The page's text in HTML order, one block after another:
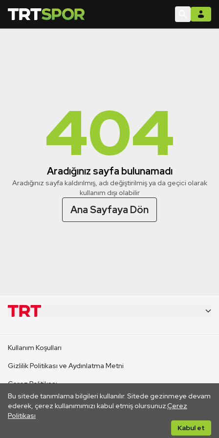
404
Aradığınız sayfa bulunamadı
Aradığınız sayfa kaldırılmış, adı değiştirilmiş ya da geçici olarak
kullanım dışı olabilir
Ana Sayfaya Dön
Bu sitede tanımlama bilgileri kullanılır. Sitede gezinmeye devam
ederek, çerez kullanımımızı kabul etmiş olursunuz.Çerez
Politikası
Kabul et
CANLI YAYINLAR
Kullanım Koşulları
Gizlilik Politikası ve Aydınlatma Metni
Çerez Politikası
İletişim
Her hakkı saklıdır. ©2026 TRT. Bağlantı yoluyla gidilen dış